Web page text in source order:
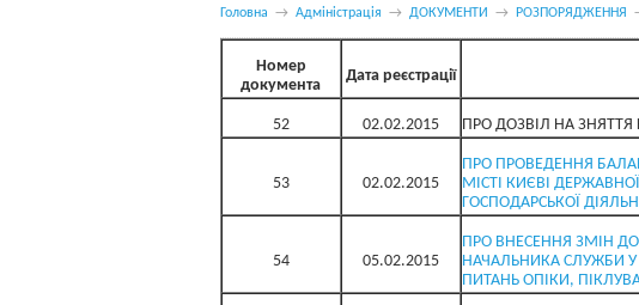
Головна → Адміністрація → ДОКУМЕНТИ → РОЗПОРЯДЖЕННЯ
Номер
документа
Дата реєстрації
52 02.02.2015 ПРО ДОЗВІЛ НА ЗНЯТТЯ
53 02.02.2015
ПРО ПРОВЕДЕННЯ
МІСТІ КИЄВІ
ГОСПОДАРСЬКОЇ
54 05.02.2015
ПРО ВНЕСЕННЯ ЗМІН ДО
НАЧАЛЬНИКА СЛУЖБИ У
ПИТАНЬ ОПІКИ,